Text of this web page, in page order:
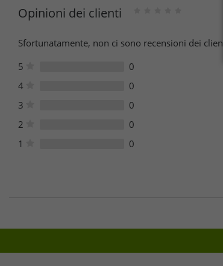
Opinioni dei clienti
Sfortunatamente, non ci sono recensioni dei
5
0
4
0
3
0
2
0
1
0